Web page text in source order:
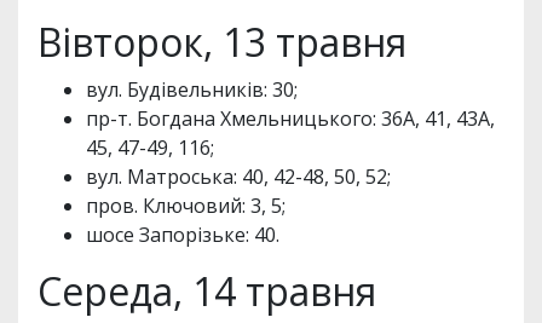
Вівторок, 13 травня
вул. Будівельників: 30;
пр-т. Богдана Хмельницького: 36А, 41, 43А,
45, 47-49, 116;
вул. Матроська: 40, 42-48, 50, 52;
пров. Ключовий: 3, 5;
шосе Запорізьке: 40.
Середа, 14 травня